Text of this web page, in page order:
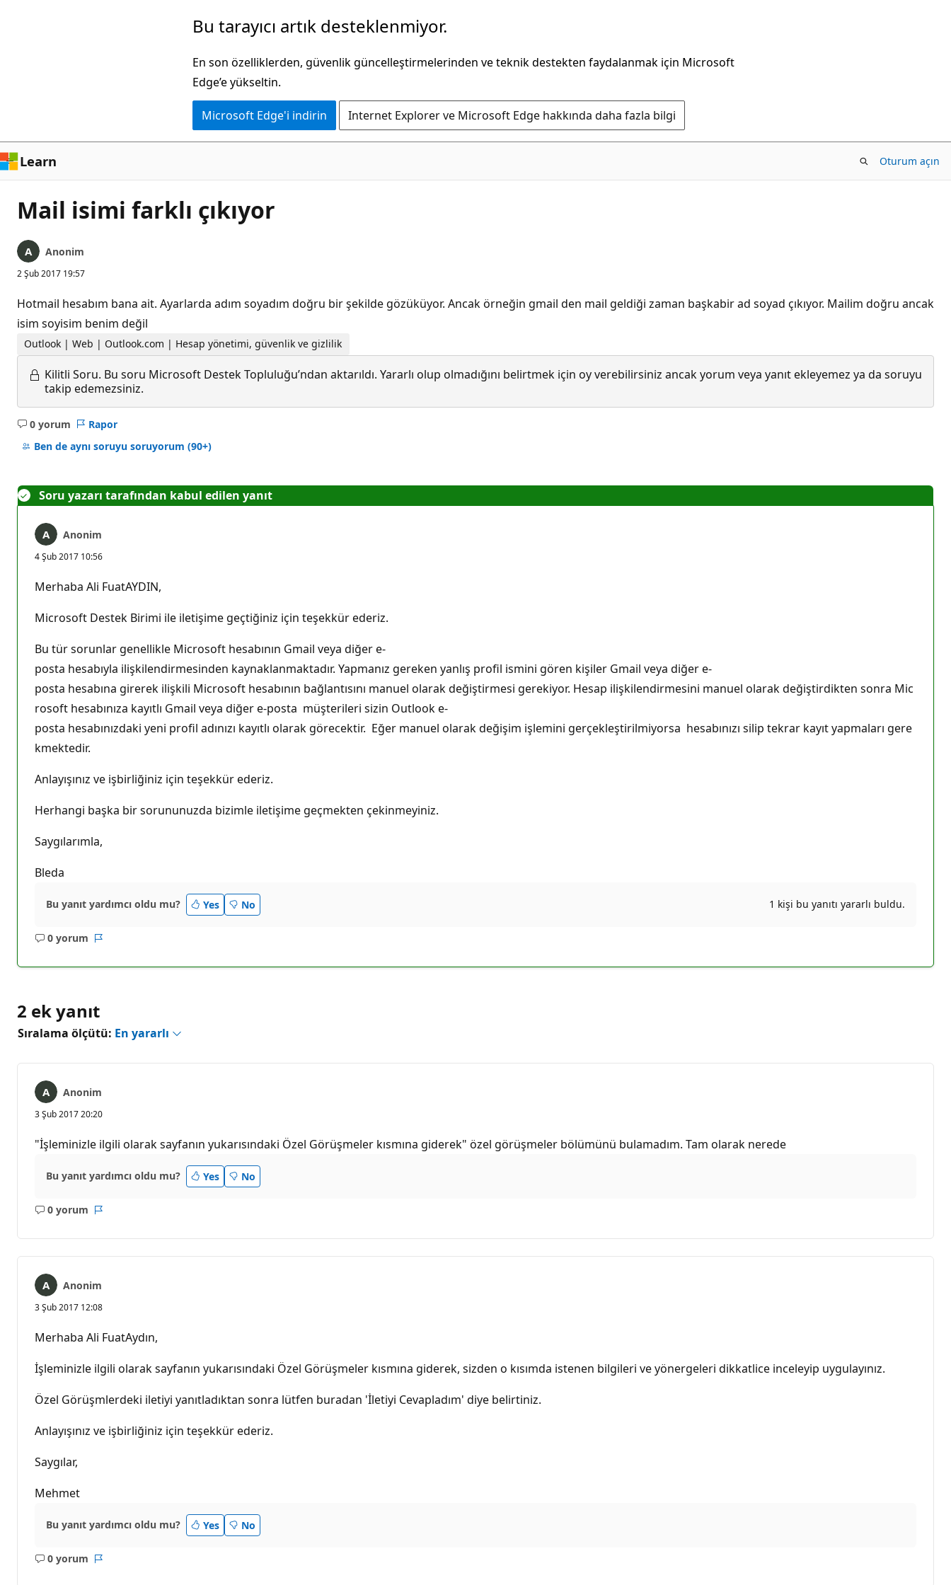
Bu tarayıcı artık desteklenmiyor.
En son özelliklerden, güvenlik güncelleştirmelerinden ve teknik destekten faydalanmak için Microsoft
Edge’e yükseltin.
Microsoft Edge'i indirin Internet Explorer ve Microsoft Edge hakkında daha fazla bilgi
Learn Oturum açın
Mail isimi farklı çıkıyor
Anonim
2 Şub 2017 19:57
Hotmail hesabım bana ait. Ayarlarda adım soyadım doğru bir şekilde gözüküyor. Ancak örneğin gmail den mail geldiği zaman başkabir ad soyad çıkıyor. Mailim doğru ancak
isim soyisim benim değil
Outlook | Web | Outlook.com | Hesap yönetimi, güvenlik ve gizlilik
Kilitli Soru. Bu soru Microsoft Destek Topluluğu’ndan aktarıldı. Yararlı olup olmadığını belirtmek için oy verebilirsiniz ancak yorum veya yanıt ekleyemez ya da soruyu
takip edemezsiniz.
0 yorum
Açıklama
yok
Rapor
Ben de aynı soruyu soruyorum (90+)
Soru yazarı tarafından kabul edilen yanıt
Anonim
4 Şub 2017 10:56
Merhaba Ali FuatAYDIN,
Microsoft Destek Birimi ile iletişime geçtiğiniz için teşekkür ederiz.
Bu tür sorunlar genellikle Microsoft hesabının Gmail veya diğer e-
posta hesabıyla ilişkilendirmesinden kaynaklanmaktadır. Yapmanız gereken yanlış profil ismini gören kişiler Gmail veya diğer e-
posta hesabına girerek ilişkili Microsoft hesabının bağlantısını manuel olarak değiştirmesi gerekiyor. Hesap ilişkilendirmesini manuel olarak değiştirdikten sonra Mic
rosoft hesabınıza kayıtlı Gmail veya diğer e-posta müşterileri sizin Outlook e-
posta hesabınızdaki yeni profil adınızı kayıtlı olarak görecektir. Eğer manuel olarak değişim işlemini gerçekleştirilmiyorsa hesabınızı silip tekrar kayıt yapmaları gere
kmektedir.
Anlayışınız ve işbirliğiniz için teşekkür ederiz.
Herhangi başka bir sorununuzda bizimle iletişime geçmekten çekinmeyiniz.
Saygılarımla,
Bleda
Bu yanıt yardımcı oldu mu? Yes No 1 kişi bu yanıtı yararlı buldu.
0 yorum
Açıklama
2 ek yanıt
Sıralama ölçütü: En yararlı
Anonim
3 Şub 2017 20:20
"İşleminizle ilgili olarak sayfanın yukarısındaki Özel Görüşmeler kısmına giderek" özel görüşmeler bölümünü bulamadım. Tam olarak nerede
Bu yanıt yardımcı oldu mu? Yes No
0 yorum
Açıklama
Anonim
3 Şub 2017 12:08
Merhaba Ali FuatAydın,
İşleminizle ilgili olarak sayfanın yukarısındaki Özel Görüşmeler kısmına giderek, sizden o kısımda istenen bilgileri ve yönergeleri dikkatlice inceleyip uygulayınız.
Özel Görüşmlerdeki iletiyi yanıtladıktan sonra lütfen buradan 'İletiyi Cevapladım' diye belirtiniz.
Anlayışınız ve işbirliğiniz için teşekkür ederiz.
Saygılar,
Mehmet
Bu yanıt yardımcı oldu mu? Yes No
0 yorum
Açıklama